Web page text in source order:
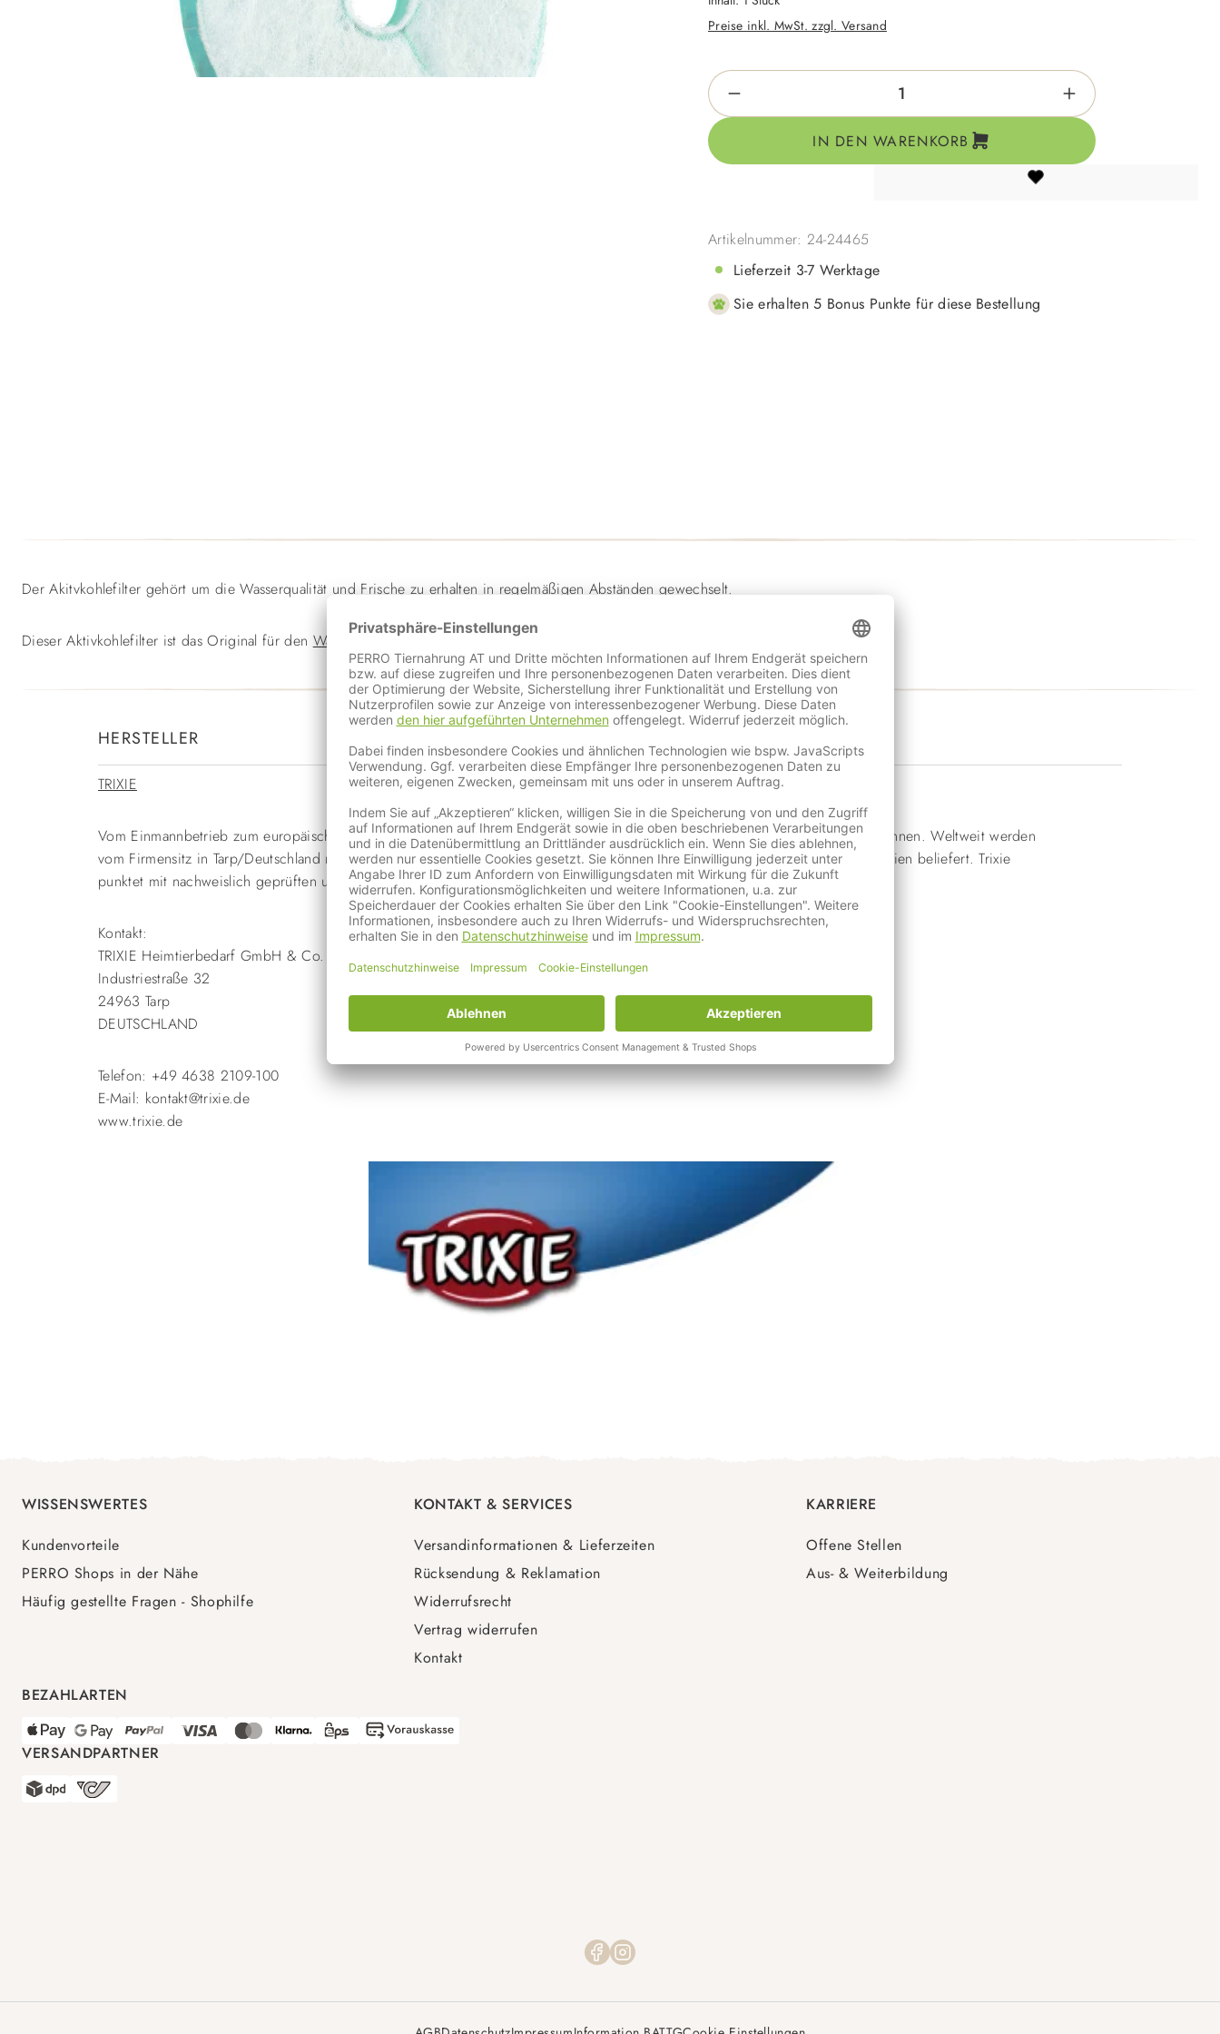
Preise inkl. MwSt. zzgl. Versand
Produkt Anzahl: Gib den gewünschten Wert ein oder
IN DEN WARENKORB
Artikelnummer: 24-24465
Lieferzeit 3-7 Werktage
Sie erhalten 5 Bonus Punkte für diese Bestellung
Der Akitvkohlefilter gehört um die Wasserqualität und Frische zu erhalten in regelmäßigen Abständen gewechselt.
Dieser Aktivkohlefilter ist das Original für den Wasserautomaten Bubble Stream.
HERSTELLER
TRIXIE
Vom Einmannbetrieb zum europäischen Marktführer in der Heimtierbranche – Trixies Erfolgsgeschichte hat bereits 1974 begonnen. Weltweit werden
vom Firmensitz in Tarp/Deutschland nun über 90 Länder mit rund 6500 Artikeln für Hunde, Katzen, Vögel, Kleintiere und Reptilien beliefert. Trixie
punktet mit nachweislich geprüften und tierschutzkonformen Produkten im Heimtierbedarf.
Kontakt:
TRIXIE Heimtierbedarf GmbH & Co. KG
Industriestraße 32
24963 Tarp
DEUTSCHLAND
Telefon: +49 4638 2109-100
E-Mail: kontakt@trixie.de
www.trixie.de
WISSENSWERTES
Kundenvorteile
PERRO Shops in der Nähe
Häufig gestellte Fragen - Shophilfe
KONTAKT & SERVICES
Versandinformationen & Lieferzeiten
Rücksendung & Reklamation
Widerrufsrecht
Vertrag widerrufen
Kontakt
KARRIERE
Offene Stellen
Aus- & Weiterbildung
BEZAHLARTEN
VERSANDPARTNER